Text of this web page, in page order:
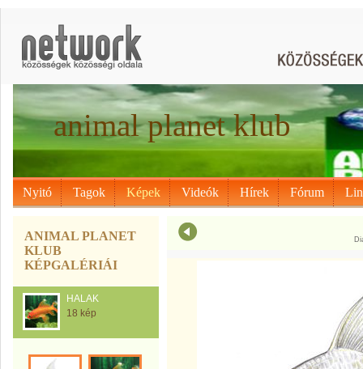
animal planet klub
Nyitó Tagok Képek Videók Hírek Fórum
ANIMAL PLANET
KLUB
KÉPGALÉRIÁI
HALAK
18 kép